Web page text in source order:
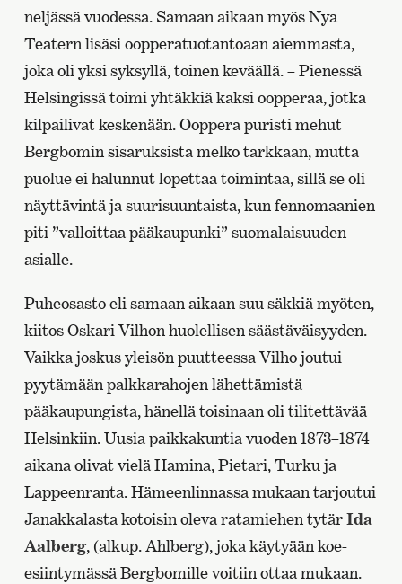
neljässä vuodessa. Samaan aikaan myös Nya
Teatern lisäsi oopperatuotantoaan aiemmasta,
joka oli yksi syksyllä, toinen keväällä. – Pienessä
Helsingissä toimi yhtäkkiä kaksi oopperaa, jotka
kilpailivat keskenään. Ooppera puristi mehut
Bergbomin sisaruksista melko tarkkaan, mutta
puolue ei halunnut lopettaa toimintaa, sillä se oli
näyttävintä ja suurisuuntaista, kun fennomaanien
piti ”valloittaa pääkaupunki” suomalaisuuden
asialle.
Puheosasto eli samaan aikaan suu säkkiä myöten,
kiitos Oskari Vilhon huolellisen säästäväisyyden.
Vaikka joskus yleisön puutteessa Vilho joutui
pyytämään palkkarahojen lähettämistä
pääkaupungista, hänellä toisinaan oli tilitettävää
Helsinkiin. Uusia paikkakuntia vuoden 1873–1874
aikana olivat vielä Hamina, Pietari, Turku ja
Lappeenranta. Hämeenlinnassa mukaan tarjoutui
Janakkalasta kotoisin oleva ratamiehen tytärIda
Aalberg, (alkup. Ahlberg), joka käytyään koe-
esiintymässä Bergbomille voitiin ottaa mukaan.